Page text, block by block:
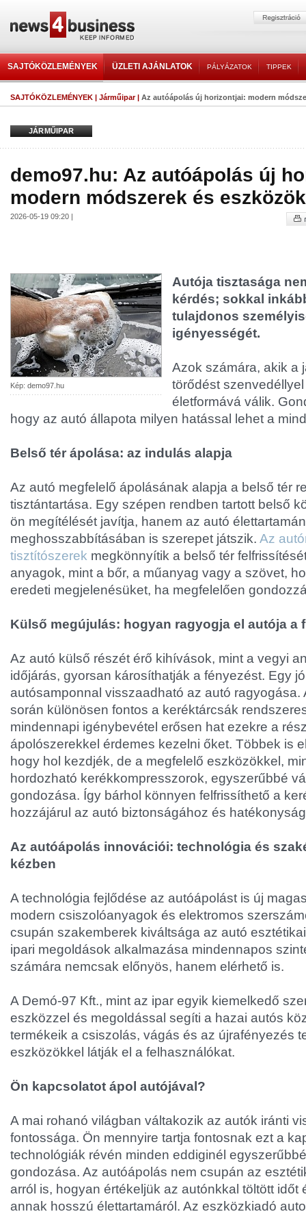
SAJTÓKÖZLEMÉNYEK ÜZLETI AJÁNLATOK PÁLYÁZATOK TIPPEK
SAJTÓKÖZLEMÉNYEK | Járműipar| Az autóápolás új horizontjai: modern
JÁRMŰIPAR
demo97.hu: Az autóápolás új
modern módszerek és
2026-05-19 09:20 |
Kép: demo97.hu
Autója tisztasága
kérdés; sokkal
tulajdonos
igényességét.
Azok számára, akik a
törődést
életformává válik.
hogy az autó állapota milyen hatással lehet a
Belső tér ápolása: az indulás alapja
Az autó megfelelő ápolásának alapja a belső tér
tisztántartása. Egy szépen rendben tartott belső
ön megítélését javítja, hanem az autó
meghosszabbításában is szerepet játszik. Az
tisztítószerek megkönnyítik a belső tér
anyagok, mint a bőr, a műanyag vagy a szövet,
eredeti megjelenésüket, ha megfelelően
Külső megújulás: hogyan ragyogja el autója a
Az autó külső részét érő kihívások, mint a vegyi
időjárás, gyorsan károsíthatják a fényezést. Egy
autósamponnal visszaadható az autó ragyogása.
során különösen fontos a keréktárcsák
mindennapi igénybevétel erősen hat ezekre a
ápolószerekkel érdemes kezelni őket. Többek is
hogy hol kezdjék, de a megfelelő eszközökkel,
hordozható kerékkompresszorok, egyszerűbbé
gondozása. Így bárhol könnyen felfrissíthető a
hozzájárul az autó biztonságához és
Az autóápolás innovációi: technológia és
kézben
A technológia fejlődése az autóápolást is új
modern csiszolóanyagok és elektromos
csupán szakemberek kiváltsága az autó
ipari megoldások alkalmazása mindennapos
számára nemcsak előnyös, hanem elérhető is.
A Demó-97 Kft., mint az ipar egyik kiemelkedő
eszközzel és megoldással segíti a hazai autós
termékeik a csiszolás, vágás és az újrafényezés
eszközökkel látják el a felhasználókat.
Ön kapcsolatot ápol autójával?
A mai rohanó világban váltakozik az autók iránti
fontossága. Ön mennyire tartja fontosnak ezt a
technológiák révén minden eddiginél
gondozása. Az autóápolás nem csupán az
arról is, hogyan értékeljük az autónkkal töltött időt
annak hosszú élettartamáról. Az eszközkiadó